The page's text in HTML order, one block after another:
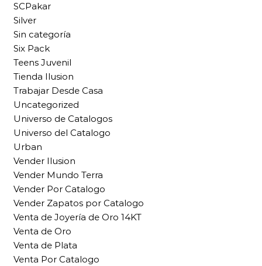
SCPakar
Silver
Sin categoría
Six Pack
Teens Juvenil
Tienda Ilusion
Trabajar Desde Casa
Uncategorized
Universo de Catalogos
Universo del Catalogo
Urban
Vender Ilusion
Vender Mundo Terra
Vender Por Catalogo
Vender Zapatos por Catalogo
Venta de Joyería de Oro 14KT
Venta de Oro
Venta de Plata
Venta Por Catalogo